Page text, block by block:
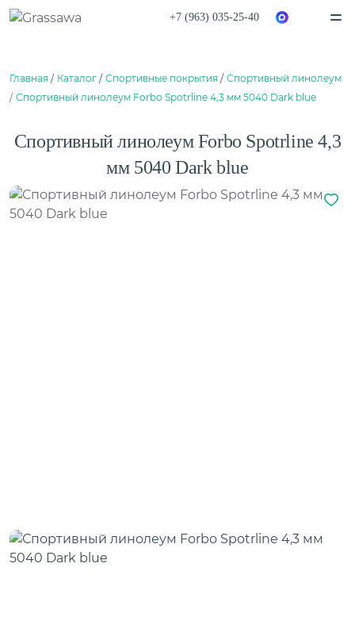
+7 (963) 035-25-40
Написать вTelegram Написать вMax
О компании
Нам доверяют
Гарантии
Цветная
Высокая
Монофиламентная
Фибриллированная
Балетный пол
Главная Каталог Спортивные покрытия
Спортивный линолеум
Спортивный линолеум Forbo Spotrline 4,3 мм 5040 Dark blue
Спортивный линолеум Forbo Spotrline 4,3
мм 5040 Dark blue